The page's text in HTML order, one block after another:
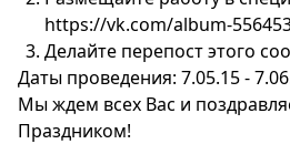
https://vk.com/album-
Делайте перепост этого
Даты проведения: 7.05.15 -
Мы ждем всех Вас и
Праздником!